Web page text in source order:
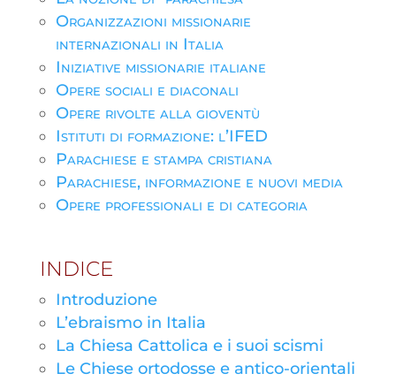
Organizzazioni missionarie
internazionali in Italia
Iniziative missionarie italiane
Opere sociali e diaconali
Opere rivolte alla gioventù
Istituti di formazione: l’IFED
Parachiese e stampa cristiana
Parachiese, informazione e nuovi media
Opere professionali e di categoria
INDICE
Introduzione
L’ebraismo in Italia
La Chiesa Cattolica e i suoi scismi
Le Chiese ortodosse e antico-orientali